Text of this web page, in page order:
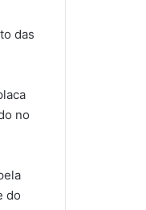
das
no
do